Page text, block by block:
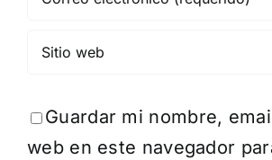
Guardar mi nombre,
web en este navegador